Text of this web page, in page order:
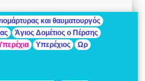
και θαυματουργός
Άγιος Δομέτιος ο Πέρσης
Υπερέχιος Ωρ